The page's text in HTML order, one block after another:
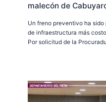
malecón de
Un freno preventivo ha
de infraestructura más
Por solicitud de la